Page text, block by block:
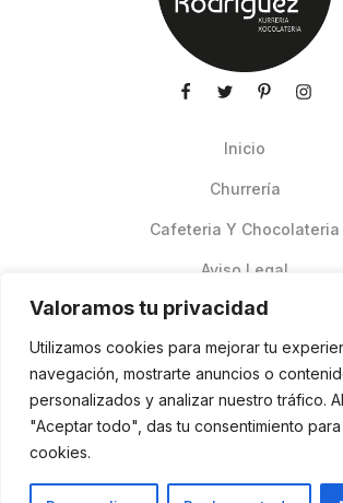
Valoramos tu privacidad
Utilizamos cookies para mejorar tu
navegación, mostrarte anuncios o
personalizados y analizar nuestro tráfico.
"Aceptar todo", das tu consentimiento
cookies.
Inicio
Churrería
Cafeteria Y Chocolateria
Aviso Legal
Pedidos Online Glovo
Contacto